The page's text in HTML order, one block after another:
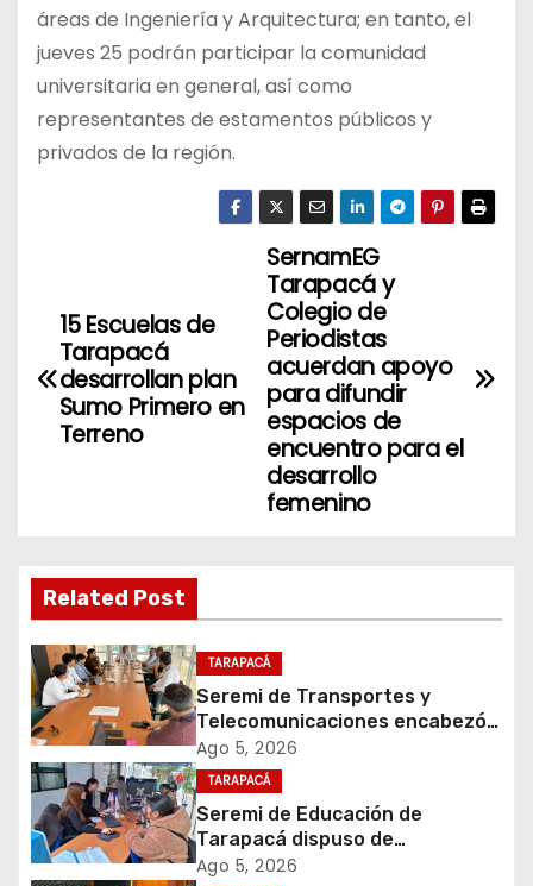
áreas de Ingeniería y Arquitectura; en tanto, el
jueves 25 podrán participar la comunidad
universitaria en general, así como
representantes de estamentos públicos y
privados de la región.
v
c
i
ó
n
d
e
e
SernamEG
Tarapacá y
Colegio de
Periodistas
acuerdan apoyo
para difundir
espacios de
encuentro para el
desarrollo
femenino
15 Escuelas de
Tarapacá
desarrollan plan
Sumo Primero en
Terreno
Related Post
TARAPACÁ
Seremi de Transportes y
Telecomunicaciones encabezó
primera mesa de coordinación
para el retiro de cables en
desuso en Iquique
Ago 5, 2026
TARAPACÁ
Seremi de Educación de
Tarapacá dispuso de
facilitadores para apoyar
Ago 5, 2026